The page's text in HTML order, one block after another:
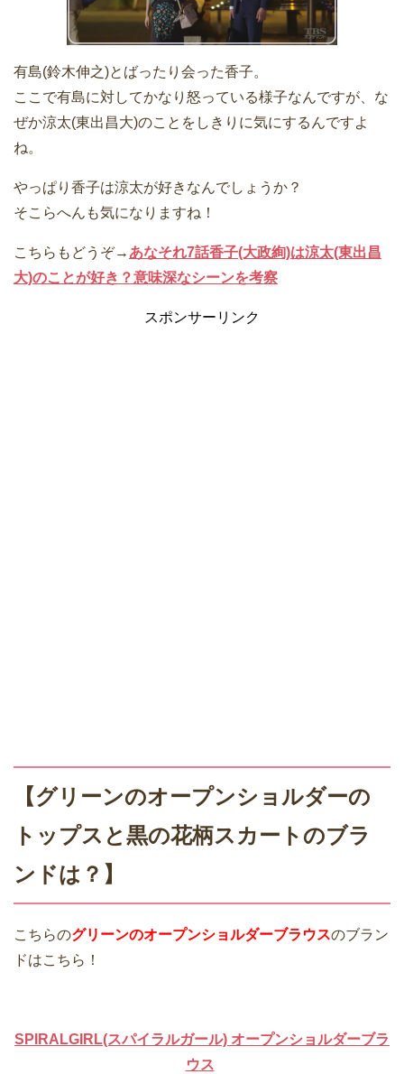
有島(鈴木伸之)とばったり会った香子。
ここで有島に対してかなり怒っている様子なんですが、な
ぜか涼太(東出昌大)のことをしきりに気にするんですよ
ね。
やっぱり香子は涼太が好きなんでしょうか？
そこらへんも気になりますね！
こちらもどうぞ→ あなそれ7話香子(大政絢)は涼太(東出昌
大)のことが好き？意味深なシーンを考察
スポンサーリンク
【グリーンのオープンショルダーの
トップスと黒の花柄スカートのブラ
ンドは？】
こちらのグリーンのオープンショルダーブラウスのブラン
ドはこちら！
SPIRALGIRL(スパイラルガール) オープンショルダーブラ
ウス